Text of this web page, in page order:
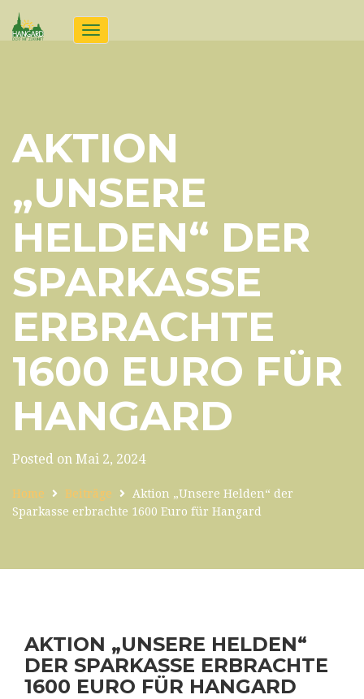
Toggle
navigation
AKTION
„UNSERE
HELDEN“ DER
SPARKASSE
ERBRACHTE
1600 EURO FÜR
HANGARD
Posted on Mai 2, 2024
Home Beiträge
Aktion „Unsere Helden“ der
Sparkasse erbrachte 1600 Euro für Hangard
AKTION „UNSERE HELDEN“
DER SPARKASSE ERBRACHTE
1600 EURO FÜR HANGARD